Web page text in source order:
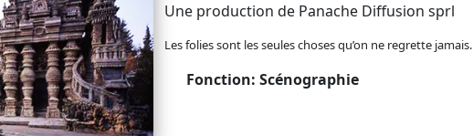
Une production de Panache Diffusion sprl
Les folies sont les seules choses qu’on ne regrette jamais.
Fonction: Scénographie